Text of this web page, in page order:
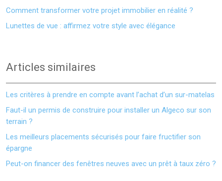
Comment transformer votre projet immobilier en réalité ?
Lunettes de vue : affirmez votre style avec élégance
Articles similaires
Les critères à prendre en compte avant l’achat d’un sur-matelas
Faut-il un permis de construire pour installer un Algeco sur son
terrain ?
Les meilleurs placements sécurisés pour faire fructifier son
épargne
Peut-on financer des fenêtres neuves avec un prêt à taux zéro ?